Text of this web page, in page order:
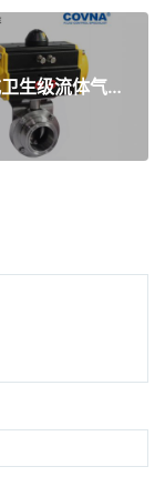
卡箍式卫生级流体气动蝶阀